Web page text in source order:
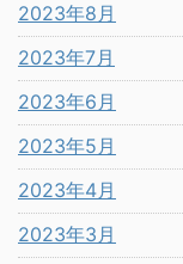
2023年8月
2023年7月
2023年6月
2023年5月
2023年4月
2023年3月